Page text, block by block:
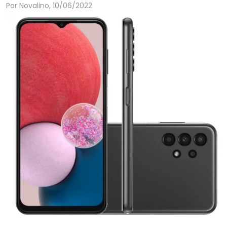
Por Novalino, 10/06/2022